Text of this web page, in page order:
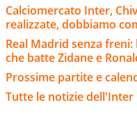
Calciomercato Inter,
realizzate, dobbiamo
Real Madrid senza
che batte Zidane e
Prossime partite e
Tutte le notizie dell'Inter